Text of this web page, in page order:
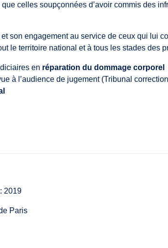
celles soupçonnées d’avoir commis des
son engagement au service de ceux qui lui
le territoire national et à tous les stades des
en réparation du dommage corporel
à l’audience de jugement (Tribunal
2019
Paris